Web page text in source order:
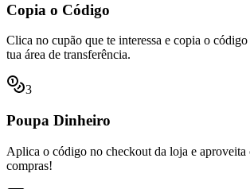
Copia o Código
Clica no cupão que te interessa e copia o código
tua área de transferência.
3
Poupa Dinheiro
Aplica o código no checkout da loja e aproveita
compras!